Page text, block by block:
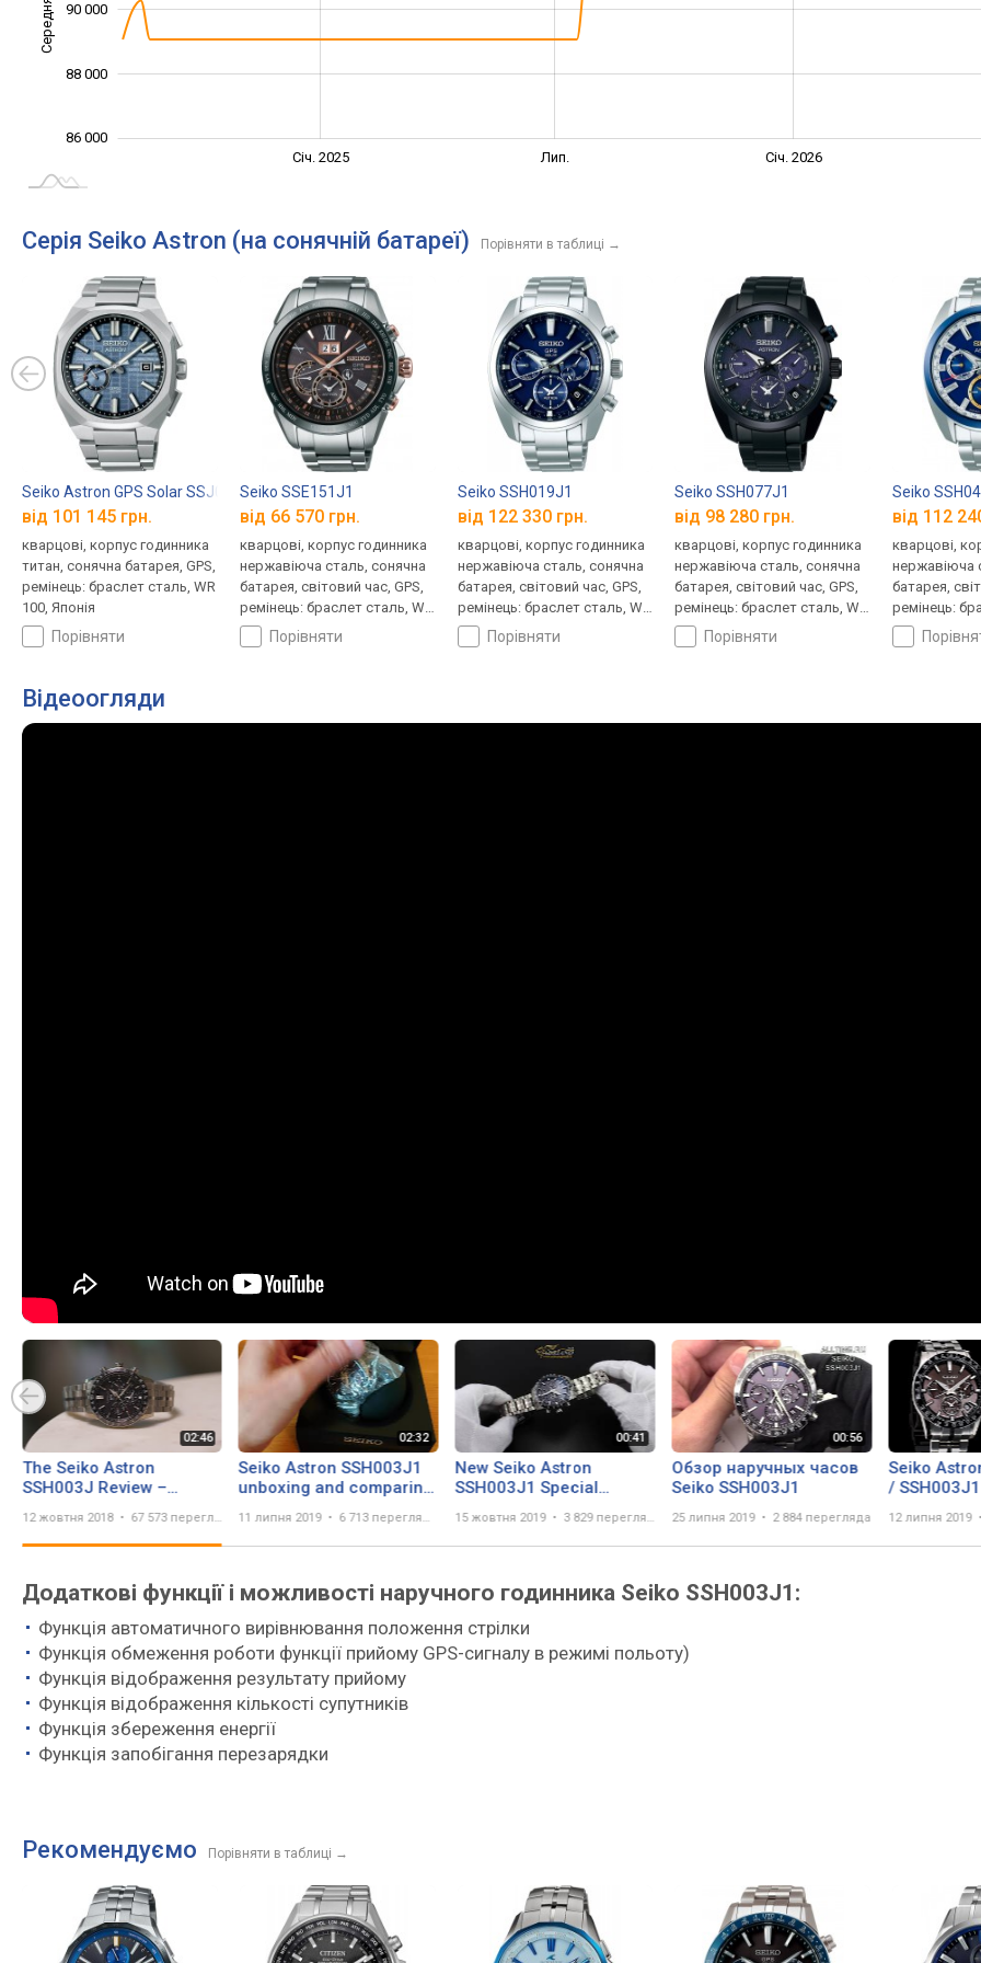
86 000
86 000
88 000
90 000
Січ. 2025 Лип. Січ. 2026
Серія Seiko Astron (на сонячній батареї) Порівняти в таблиці →
Seiko Astron GPS Solar SSJ013J1
від 101 145 грн.
кварцові, корпус годинника
титан, сонячна батарея, GPS,
ремінець: браслет сталь, WR
100, Японія
порівняти
Seiko SSE151J1
від 66 570 грн.
кварцові, корпус годинника
нержавіюча сталь, сонячна
батарея, світовий час, GPS,
ремінець: браслет сталь, WR
100, Японіяпорівняти
Seiko SSH019J1
від 122 330 грн.
кварцові, корпус годинника
нержавіюча сталь, сонячна
батарея, світовий час, GPS,
ремінець: браслет сталь, WR
100, Японіяпорівняти
Seiko SSH077J1
від 98 280 грн.
кварцові, корпус годинника
нержавіюча сталь, сонячна
батарея, світовий час, GPS,
ремінець: браслет сталь, WR
100, Японіяпорівняти
Seiko
від 112
кварцові,
нержавіюча
батарея,
ремінець:
100, Японія
Відеоогляди
The Seiko Astron
SSH003J Review –
Full of Solar and GPS
Tech
12 жовтня 2018 67 573 перегляда
Seiko Astron SSH003J1
unboxing and comparing
11 липня 2019 6 713 переглядів
New Seiko Astron
SSH003J1 Special
Titanium
15 жовтня 2019 3 829 переглядів
Обзор наручных часов
Seiko SSH003J1
25 липня 2019 2 884 перегляда
Seiko
/
12 липня 2019
Додаткові функції і можливості наручного годинника Seiko SSH003J1:
Функція автоматичного вирівнювання положення стрілки
Функція обмеження роботи функції прийому GPS-сигналу в режимі польоту)
Функція відображення результату прийому
Функція відображення кількості супутників
Функція збереження енергії
Функція запобігання перезарядки
Рекомендуємо Порівняти в таблиці →